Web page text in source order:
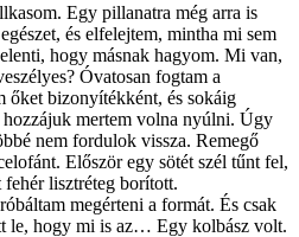
Egy pillanatra még arra is
és elfelejtem, mintha mi sem
hogy másnak hagyom. Mi van,
Óvatosan fogtam a
őket bizonyítékként, és sokáig
mertem volna nyúlni. Úgy
nem fordulok vissza. Remegő
Először egy sötét szél tűnt fel,
lisztréteg borított.
megérteni a formát. És csak
le, hogy mi is az… Egy kolbász volt.